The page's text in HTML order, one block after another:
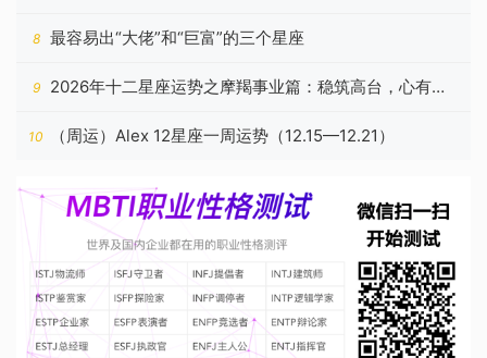
利十足
8 最容易出“大佬”和“巨富”的三个星座
9
2026年十二星座运势之摩羯事业篇：稳筑高台，心有所
10 （周运）Alex 12星座一周运势（12.15—12.21）